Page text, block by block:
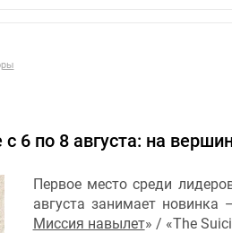
по 8 августа: на
Первое место среди
августа занимает
Миссия навылет» / «The